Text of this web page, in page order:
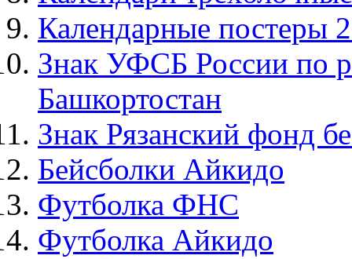
Календарные постеры
Знак УФСБ России по
Башкортостан
Знак Рязанский фонд
Бейсболки Айкидо
Футболка ФНС
Футболка Айкидо